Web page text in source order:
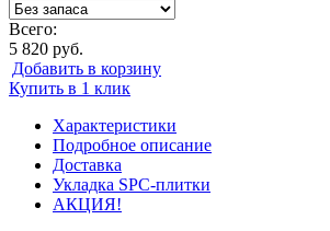
Всего:
5 820 руб.
Добавить в корзину
Купить в 1 клик
Характеристики
Подробное описание
Доставка
Укладка SPC-плитки
АКЦИЯ!